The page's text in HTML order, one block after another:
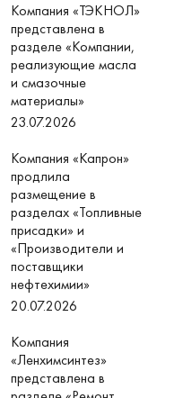
Компания «ТЭКНОЛ»
представлена в
разделе «Компании,
реализующие масла
и смазочные
материалы»
23.07.2026
Компания «Капрон»
продлила
размещение в
разделах «Топливные
присадки» и
«Производители и
поставщики
нефтехимии»
20.07.2026
Компания
«Ленхимсинтез»
представлена в